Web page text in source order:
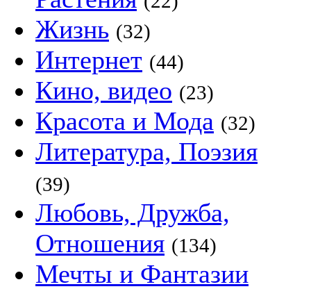
Жизнь (32)
Интернет (44)
Кино, видео (23)
Красота и Мода (32)
Литература, Поэзия
(39)
Любовь, Дружба,
Отношения (134)
Мечты и Фантазии